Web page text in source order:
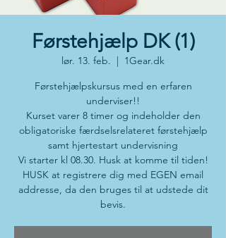
Førstehjælp DK (1)
lør. 13. feb.
  |
1Gear.dk
Førstehjælpskursus med en erfaren
underviser!!
Kurset varer 8 timer og indeholder den
obligatoriske færdselsrelateret førstehjælp
samt hjertestart undervisning
Vi starter kl 08.30. Husk at komme til tiden!
HUSK at registrere dig med EGEN email
addresse, da den bruges til at udstede dit
bevis.